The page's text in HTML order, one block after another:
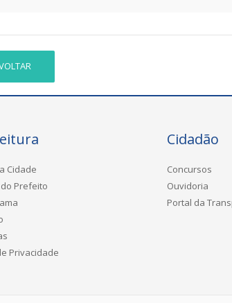
Cidade
Prefeito
Privacidade
Cidadão
Concursos
Ouvidoria
Portal da